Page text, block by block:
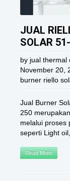
JUAL
SOLAR
by jual thermal
November 20,
burner riello
Jual Burner
250
melalui proses
seperti Light oil,
Read More